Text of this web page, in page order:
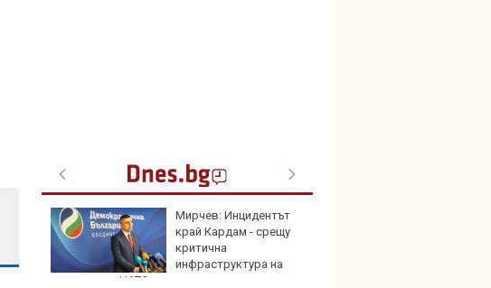
Мирчев: Инцидентът
край Кардам - срещу
критична
инфраструктура на
държава от НАТО